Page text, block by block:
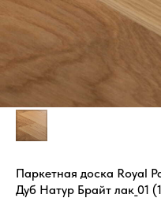
Паркетная доска Royal
Дуб Натур Брайт лак_01